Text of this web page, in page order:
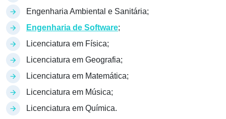
Engenharia Ambiental e Sanitária;
Engenharia de Software;
Licenciatura em Física;
Licenciatura em Geografia;
Licenciatura em Matemática;
Licenciatura em Música;
Licenciatura em Química.